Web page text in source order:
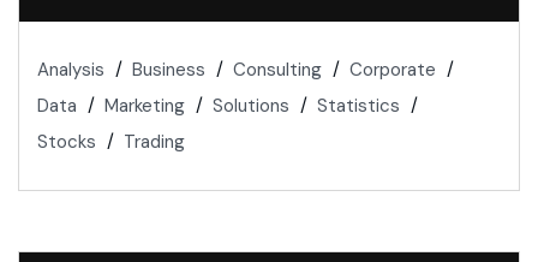
Analysis Business Consulting
Corporate
Data
Marketing Solutions
Statistics
Stocks
Trading